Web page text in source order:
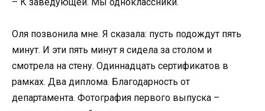
Оля позвонила мне. Я сказала: пусть подождут пять
минут. И эти пять минут я сидела за столом и
смотрела на стену. Одиннадцать сертификатов в
рамках. Два диплома. Благодарность от
департамента. Фотография первого выпуска –